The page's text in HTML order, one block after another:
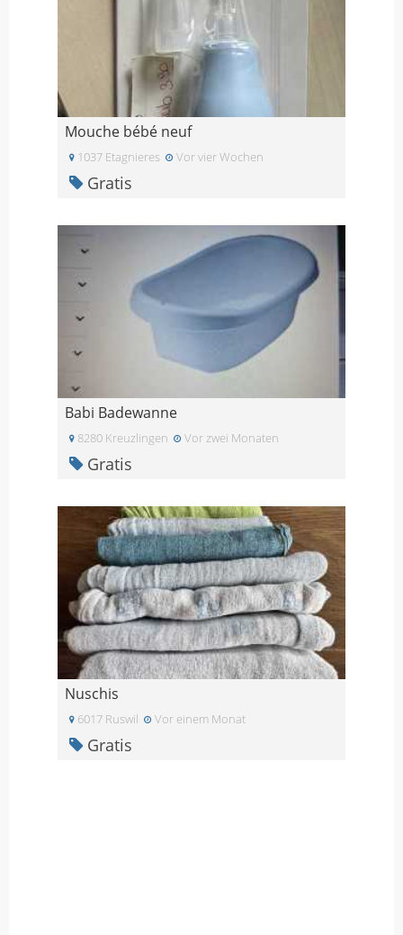
Mouche bébé neuf
1037 Etagnieres Vor vier Wochen
Gratis
Babi Badewanne
8280 Kreuzlingen Vor zwei Monaten
Gratis
Nuschis
6017 Ruswil Vor einem Monat
Gratis